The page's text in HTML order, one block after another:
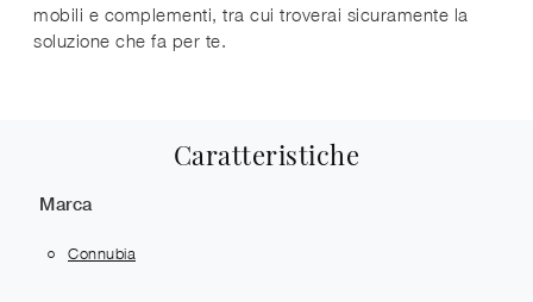
mobili e complementi, tra cui troverai sicuramente la
soluzione che fa per te.
Caratteristiche
Marca
Connubia